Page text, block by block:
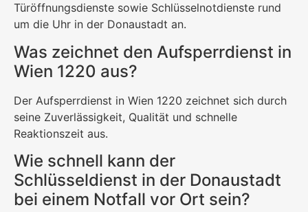
Türöffnungsdienste sowie Schlüsselnotdienste rund
um die Uhr in der Donaustadt an.
Was zeichnet den Aufsperrdienst in
Wien 1220 aus?
Der Aufsperrdienst in Wien 1220 zeichnet sich durch
seine Zuverlässigkeit, Qualität und schnelle
Reaktionszeit aus.
Wie schnell kann der
Schlüsseldienst in der Donaustadt
bei einem Notfall vor Ort sein?